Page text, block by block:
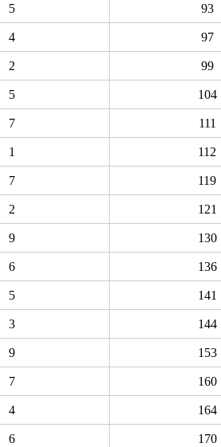
5 93
4 97
2 99
5 104
7 111
1 112
7 119
2 121
9 130
6 136
5 141
3 144
9 153
7 160
4 164
6 170